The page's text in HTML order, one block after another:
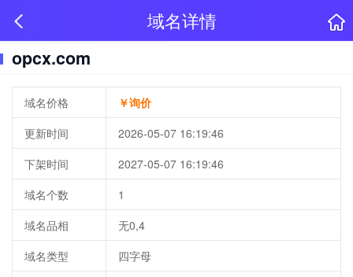
域名详情
opcx.com
域名价格
￥询价
更新时间
2026-05-07 16:19:46
下架时间
2027-05-07 16:19:46
域名个数
1
域名品相
无0,4
域名类型
四字母